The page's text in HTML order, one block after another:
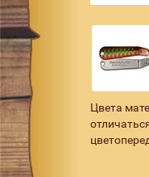
Цвета